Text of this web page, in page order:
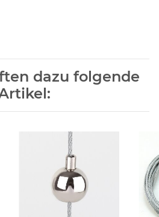
dazu folgende